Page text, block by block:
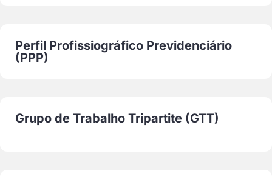
Perfil Profissiográfico Previdenciário
(PPP)
Grupo de Trabalho Tripartite (GTT)